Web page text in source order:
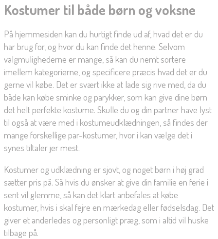
Kostumer til både børn og voksne
På hjemmesiden kan du hurtigt finde ud af, hvad det er du
har brug for, og hvor du kan finde det henne. Selvom
valgmulighederne er mange, så kan du nemt sortere
imellem kategorierne, og specificere præcis hvad det er du
gerne vil købe. Det er svært ikke at lade sig rive med, da du
både kan købe sminke og parykker, som kan give dine børn
det helt perfekte kostume. Skulle du og din partner have lyst
til også at være med i kostumeudklædningen, så findes der
mange forskellige par-kostumer, hvor i kan vælge det i
synes tiltaler jer mest.
Kostumer og udklædning er sjovt, og noget børn i høj grad
sætter pris på. Så hvis du ønsker at give din familie en ferie i
sent vil glemme, så kan det klart anbefales at købe
kostumer, hvis i skal fejre en mærkedag eller fødselsdag. Det
giver et anderledes og personligt præg, som i altid vil huske
tilbage på.